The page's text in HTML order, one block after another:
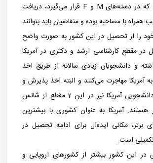
دانشجویی آن را که در دسته‌های M و F قرار می‌گیرد، دریافت
همراه با مصاحبه بوده و متقاضیان باید بتوانند
را از تحصیل در این کشور به صورت واضح
در مقطع کارشناسی ارشد و دکتری در آمریکا
و دانشجویان زیادی سالانه از طریق اخذ
آمریکا مهاجرت می‌کنند و البته اخذ پذیرش و
همچنین ویزای دانشجویی آمریکا نیز در این 2 مقطع از شانس
هستند. آمریکا به عنوان کشوری با بیشترین
برتر، مکانی ایده‌ال برای ادامه تحصیل در
است.
در این کشور بیشتر از کشورهای اروپایی و